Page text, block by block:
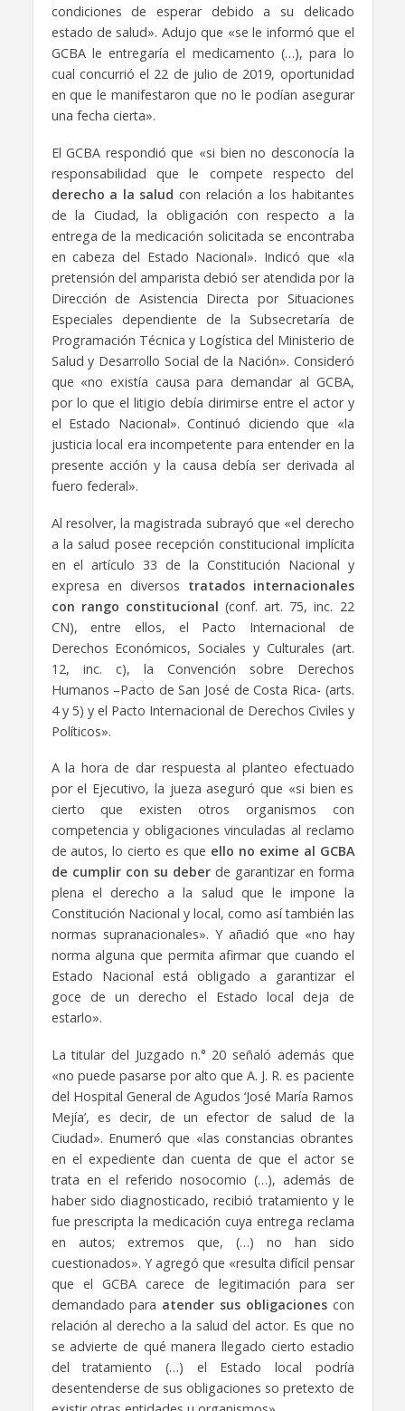
condiciones de esperar debido a su delicado
estado de salud». Adujo que «se le informó que el
GCBA le entregaría el medicamento (…), para lo
cual concurrió el 22 de julio de 2019, oportunidad
en que le manifestaron que no le podían asegurar
una fecha cierta».
El GCBA respondió que «si bien no desconocía la
responsabilidad que le compete respecto del
derecho a la salud con relación a los habitantes
de la Ciudad, la obligación con respecto a la
entrega de la medicación solicitada se encontraba
en cabeza del Estado Nacional». Indicó que «la
pretensión del amparista debió ser atendida por la
Dirección de Asistencia Directa por Situaciones
Especiales dependiente de la Subsecretaría de
Programación Técnica y Logística del Ministerio de
Salud y Desarrollo Social de la Nación». Consideró
que «no existía causa para demandar al GCBA,
por lo que el litigio debía dirimirse entre el actor y
el Estado Nacional». Continuó diciendo que «la
justicia local era incompetente para entender en la
presente acción y la causa debía ser derivada al
fuero federal».
Al resolver, la magistrada subrayó que «el derecho
a la salud posee recepción constitucional implícita
en el artículo 33 de la Constitución Nacional y
expresa en diversos tratados internacionales
con rango constitucional (conf. art. 75, inc. 22
CN), entre ellos, el Pacto Internacional de
Derechos Económicos, Sociales y Culturales (art.
12, inc. c), la Convención sobre Derechos
Humanos –Pacto de San José de Costa Rica- (arts.
4 y 5) y el Pacto Internacional de Derechos Civiles y
Políticos».
A la hora de dar respuesta al planteo efectuado
por el Ejecutivo, la jueza aseguró que «si bien es
cierto que existen otros organismos con
competencia y obligaciones vinculadas al reclamo
de autos, lo cierto es que ello no exime al GCBA
de cumplir con su deber de garantizar en forma
plena el derecho a la salud que le impone la
Constitución Nacional y local, como así también las
normas supranacionales». Y añadió que «no hay
norma alguna que permita afirmar que cuando el
Estado Nacional está obligado a garantizar el
goce de un derecho el Estado local deja de
estarlo».
La titular del Juzgado n.° 20 señaló además que
«no puede pasarse por alto que A. J. R. es paciente
del Hospital General de Agudos ‘José María Ramos
Mejía’, es decir, de un efector de salud de la
Ciudad». Enumeró que «las constancias obrantes
en el expediente dan cuenta de que el actor se
trata en el referido nosocomio (…), además de
haber sido diagnosticado, recibió tratamiento y le
fue prescripta la medicación cuya entrega reclama
en autos; extremos que, (…) no han sido
cuestionados». Y agregó que «resulta difícil pensar
que el GCBA carece de legitimación para ser
demandado para atender sus obligacionescon
relación al derecho a la salud del actor. Es que no
se advierte de qué manera llegado cierto estadio
del tratamiento (…) el Estado local podría
desentenderse de sus obligaciones so pretexto de